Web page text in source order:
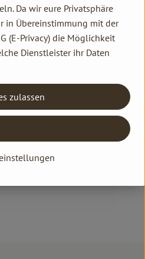
Da wir eure Privatsphäre
in Übereinstimmung mit der
(E-Privacy) die Möglichkeit
Dienstleister ihr Daten
zulassen